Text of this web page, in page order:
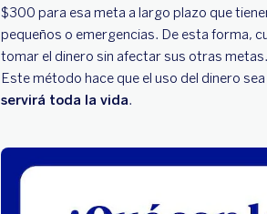
$300 para esa meta a largo plazo que
pequeños o emergencias. De esta forma,
tomar el dinero sin afectar sus otras metas.
Este método hace que el uso del dinero
servirá toda la vida.